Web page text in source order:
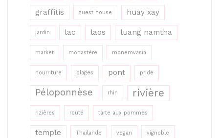
graffitis guest house huay xay
jardin lac laos luang namtha
market monastère monemvasia
nourriture plages pont pride
Péloponnèse rhin rivière
rizières route tarte aux pommes
temple Thaïlande vegan vignoble